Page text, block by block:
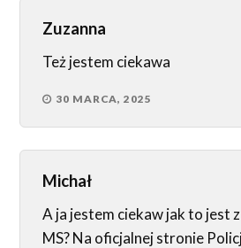
Zuzanna
Też jestem ciekawa
30 MARCA, 2025
Michał
A ja jestem ciekaw jak to jest
MS? Na oficjalnej stronie